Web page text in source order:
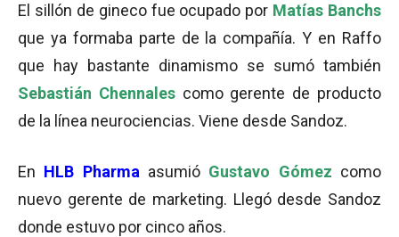
El sillón de gineco fue ocupado por Matías Banchs
que ya formaba parte de la compañía. Y en Raffo
que hay bastante dinamismo se sumó también
Sebastián Chennalescomo gerente de producto
de la línea neurociencias. Viene desde Sandoz.
En HLB Pharma asumió Gustavo Gómez como
nuevo gerente de marketing. Llegó desde Sandoz
donde estuvo por cinco años.